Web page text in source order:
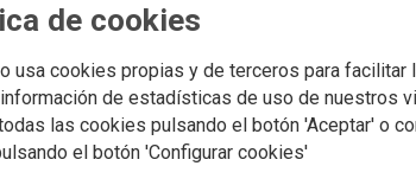
de cookies
usa cookies propias y de terceros para facilitar
de estadísticas de uso de nuestros
las cookies pulsando el botón 'Aceptar' o
el botón 'Configurar cookies'